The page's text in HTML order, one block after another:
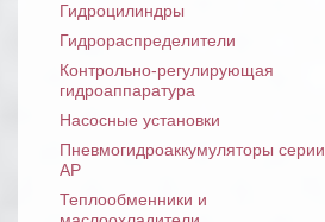
Гидроцилиндры
Гидрораспределители
Контрольно-регулирующая
гидроаппаратура
Насосные установки
Пневмогидроаккумуляторы серии
АР
Теплообменники и